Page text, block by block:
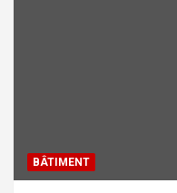
BÂTIMENT